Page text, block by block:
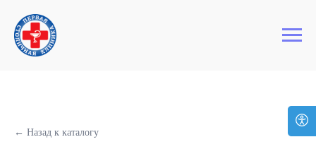
Первая Столичная Клиника
← Назад к каталогу